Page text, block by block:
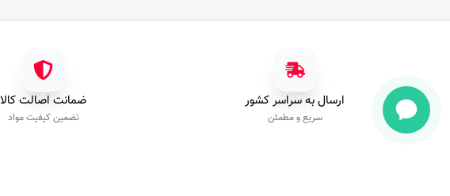
ارسال به سراسر کشور
سریع و مطمئن
ضمانت اصالت کالا
تضمین کیفیت مواد